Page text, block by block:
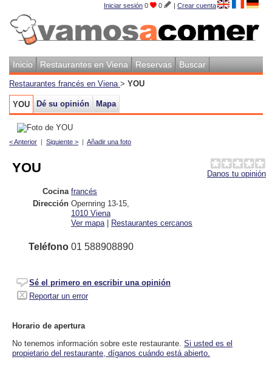
Iniciar sesión 0 0 | Crear cuenta
Inicio Restaurantes en Viena Reservas Buscar
Restaurantes francés en Viena > YOU
YOU Dé su opinión Mapa
< Anterior | Siguiente > | Añadir una foto
Danos tu opinión
YOU
Cocina francés
Dirección Opernring 13-15
1010 Viena
Ver mapa | Restaurantes cercanos
Teléfono 01 588908890
Sé el primero en escribir una opinión
Reportar un error
Horario de apertura
No tenemos información sobre este restaurante. Si usted es el
propietario del restaurante, díganos cuándo está abierto.